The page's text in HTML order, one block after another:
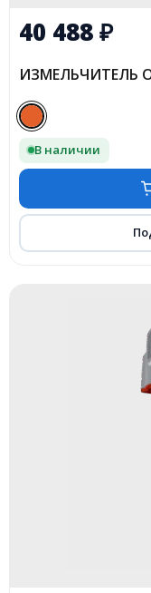
40 488₽
ИЗМЕЛЬЧИТЕЛЬ
В наличии